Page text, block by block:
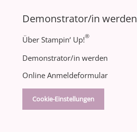
Demonstrator/in werden
Über Stampin‘ Up!®
Demonstrator/in werden
Online Anmeldeformular
Cookie-Einstellungen